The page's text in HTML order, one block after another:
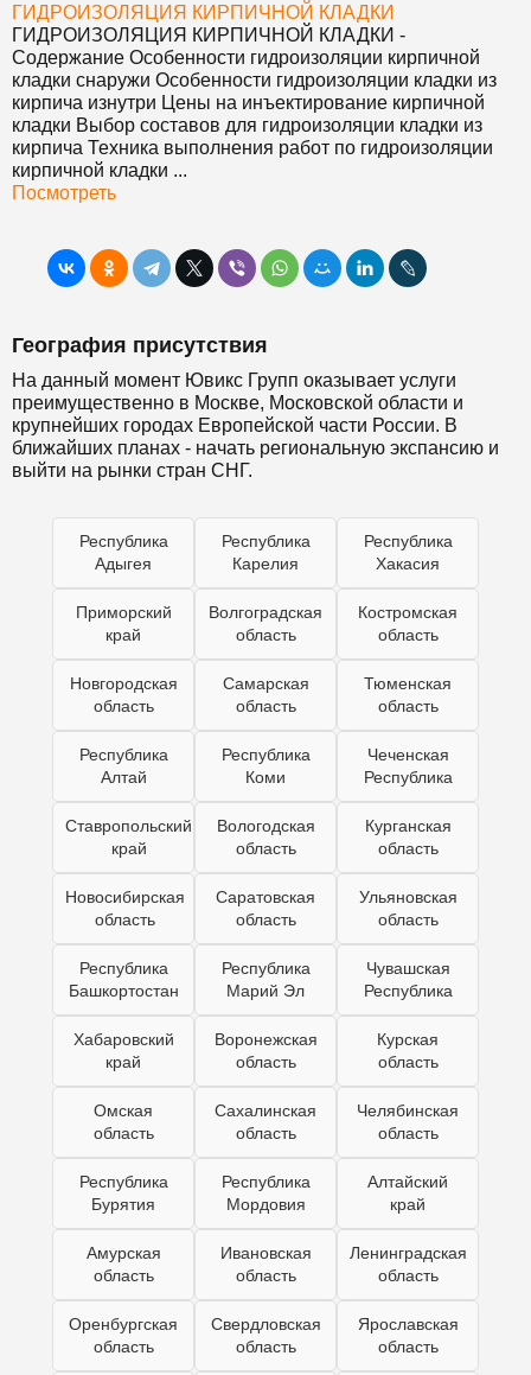
ГИДРОИЗОЛЯЦИЯ КИРПИЧНОЙ КЛАДКИ
ГИДРОИЗОЛЯЦИЯ КИРПИЧНОЙ КЛАДКИ -
Содержание Особенности гидроизоляции кирпичной
кладки снаружи Особенности гидроизоляции кладки из
кирпича изнутри Цены на инъектирование кирпичной
кладки Выбор составов для гидроизоляции кладки из
кирпича Техника выполнения работ по гидроизоляции
кирпичной кладки ...
Посмотреть
География присутствия
На данный момент Ювикс Групп оказывает услуги
преимущественно в Москве, Московской области и
крупнейших городах Европейской части России. В
ближайших планах - начать региональную экспансию и
выйти на рынки стран СНГ.
Республика
Адыгея
Республика
Карелия
Республика
Хакасия
Приморский
край
Волгоградская
область
Костромская
область
Новгородская
область
Самарская
область
Тюменская
область
Республика
Алтай
Республика
Коми
Чеченская
Республика
Ставропольский
край
Вологодская
область
Курганская
область
Новосибирская
область
Саратовская
область
Ульяновская
область
Республика
Башкортостан
Республика
Марий Эл
Чувашская
Республика
Хабаровский
край
Воронежская
область
Курская
область
Омская
область
Сахалинская
область
Челябинская
область
Республика
Бурятия
Республика
Мордовия
Алтайский
край
Амурская
область
Ивановская
область
Ленинградская
область
Оренбургская
область
Свердловская
область
Ярославская
область